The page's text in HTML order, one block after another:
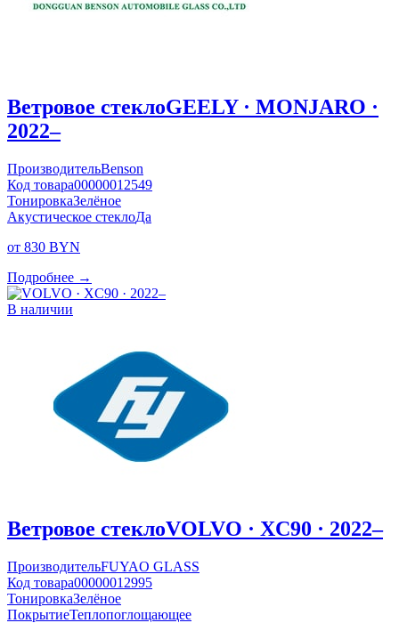
Ветровое стеклоGEELY · MONJARO ·
2022–
ПроизводительBenson
Код товара00000012549
ТонировкаЗелёное
Акустическое стеклоДа
от 830 BYN
Подробнее →
В наличии
Ветровое стеклоVOLVO · XC90 · 2022–
ПроизводительFUYAO GLASS
Код товара00000012995
ТонировкаЗелёное
ПокрытиеТеплопоглощающее